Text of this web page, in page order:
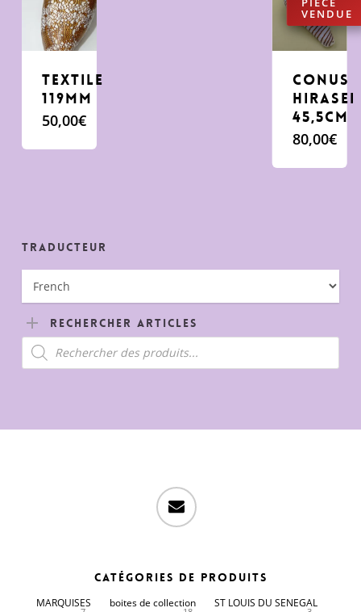
Textile
119mm
50,00€
conus
hirasei
45,5cm
80,00€
Traducteur
Rechercher Articles
Recherche
de
produits
email
Catégories de produits
MARQUISES boites de collection ST LOUIS DU SENEGAL